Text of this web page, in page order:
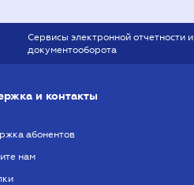
Сервисы электронной отчетности и
документооборота
и контакты
абонентов
нам